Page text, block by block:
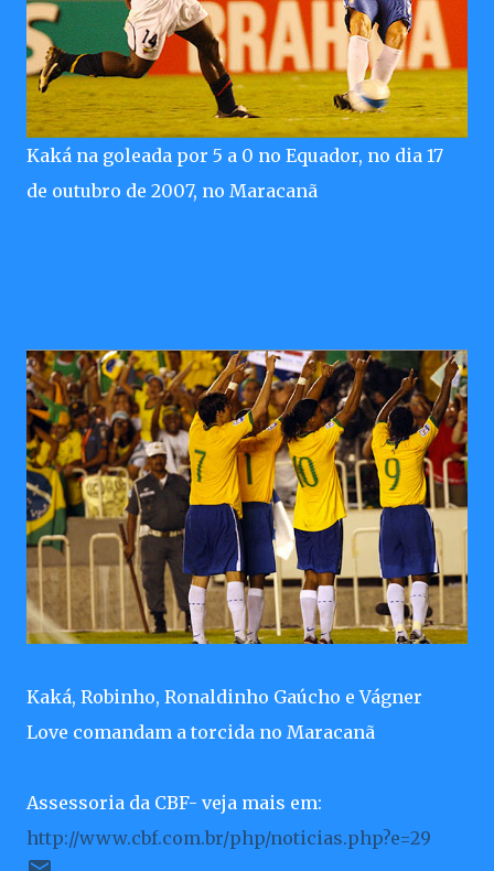
Kaká na goleada por 5 a 0 no Equador, no dia 17
de outubro de 2007, no Maracanã
Kaká, Robinho, Ronaldinho Gaúcho e Vágner
Love comandam a torcida no Maracanã
Assessoria da CBF- veja mais em:
http://www.cbf.com.br/php/noticias.php?e=29